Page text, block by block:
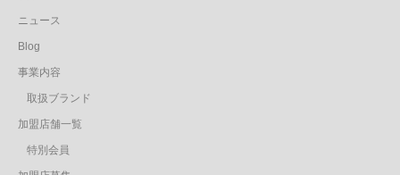
ニュース
Blog
事業内容
取扱ブランド
加盟店舗一覧
特別会員